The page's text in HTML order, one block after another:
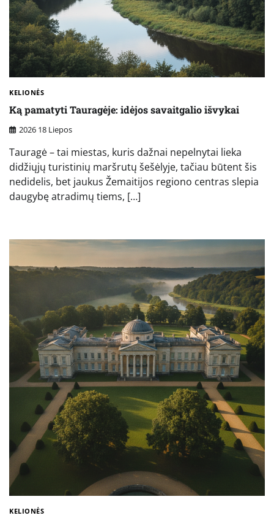
KELIONĖS
Ką pamatyti Tauragėje: idėjos savaitgalio išvykai
2026 18 Liepos
Tauragė – tai miestas, kuris dažnai nepelnytai lieka
didžiųjų turistinių maršrutų šešėlyje, tačiau būtent šis
nedidelis, bet jaukus Žemaitijos regiono centras slepia
daugybę atradimų tiems, […]
KELIONĖS